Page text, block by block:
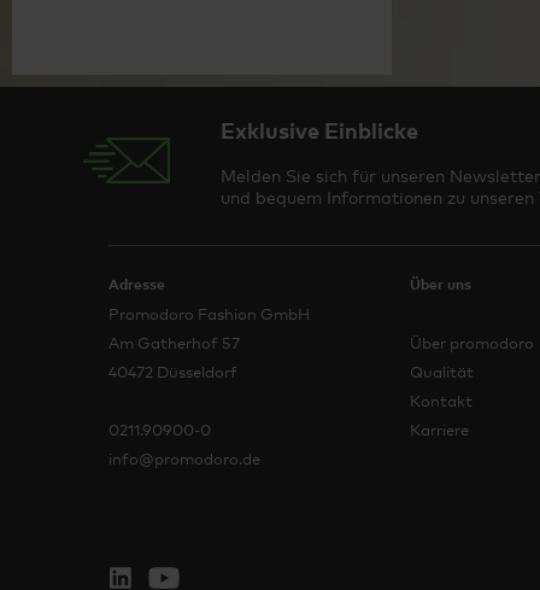
Exklusive Einblicke
Melden Sie sich für unseren
und bequem Informationen zu
Adresse
Promodoro Fashion GmbH
Am Gatherhof 57
40472 Düsseldorf
0211.90900-0
info@promodoro.de
Über uns
Über promodoro
Qualität
Kontakt
Karriere